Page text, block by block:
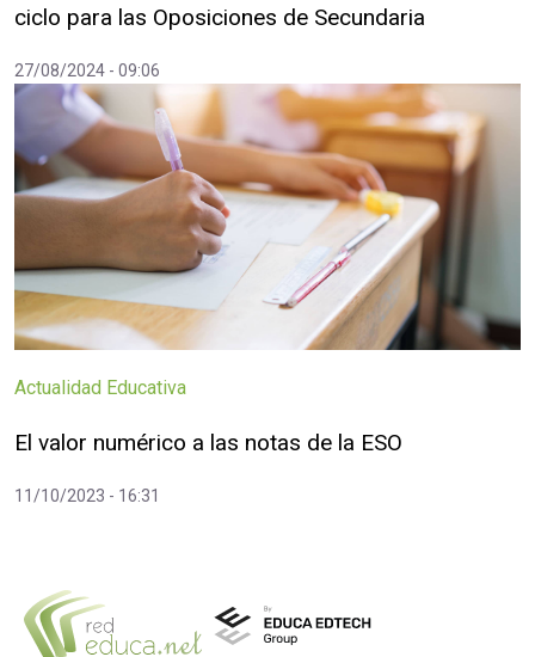
ciclo para las Oposiciones de Secundaria
27/08/2024 - 09:06
Actualidad Educativa
El valor numérico a las notas de la ESO
11/10/2023 - 16:31